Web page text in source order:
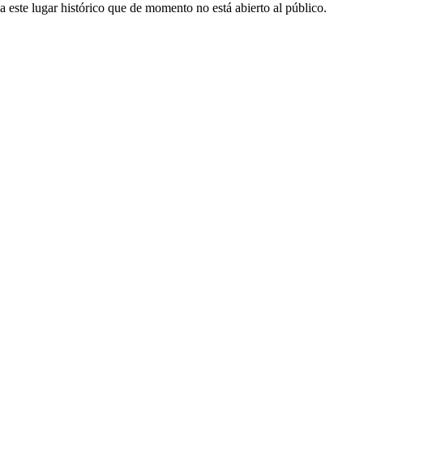
lugar histórico que de momento no está abierto al público.